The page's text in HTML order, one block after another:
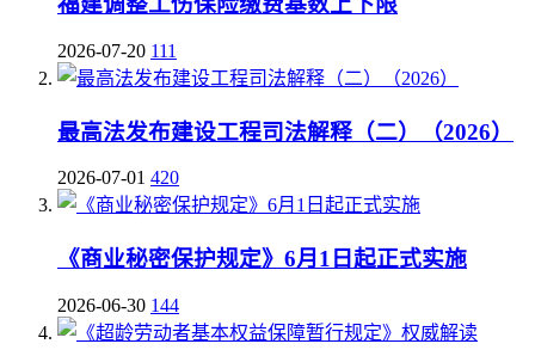
2026-07-20 111
最高法发布建设工程司法解释（二）（2026）
2026-07-01 420
《商业秘密保护规定》6月1日起正式实施
2026-06-30 144